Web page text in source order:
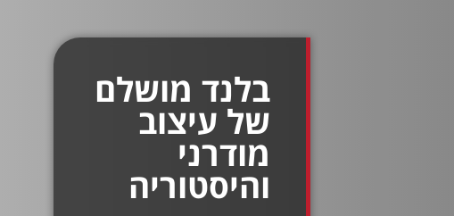
בלנד מושלם
של עיצוב
מודרני
והיסטוריה